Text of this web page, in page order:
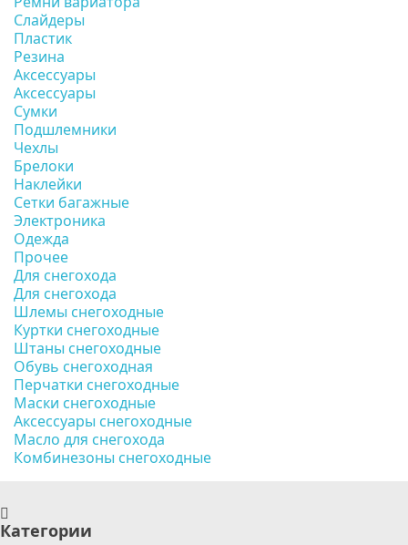
Слайдеры
Пластик
Резина
Аксессуары
Аксессуары
Сумки
Подшлемники
Чехлы
Брелоки
Наклейки
Сетки багажные
Электроника
Одежда
Прочее
Для снегохода
Для снегохода
Шлемы снегоходные
Куртки снегоходные
Штаны снегоходные
Обувь снегоходная
Перчатки снегоходные
Маски снегоходные
Аксессуары снегоходные
Масло для снегохода
Комбинезоны снегоходные
Категории